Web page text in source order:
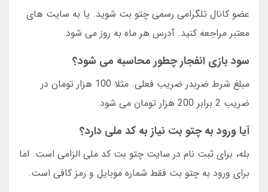
عضو کانال تلگرامی رسمی چتو بت شوید. یا به سایت های
معتبر مراجعه کنید. آدرس هر ماه به روز می شود.
سود بازی انفجار چطور محاسبه می شود؟
مبلغ شرط ضربدر ضریب فعلی. مثلا 100 هزار تومان در
ضریب 2 برابر 200 هزار تومان می شود.
آیا ورود به چتو بت نیاز به کد ملی دارد؟
بله، برای ثبت نام در سایت چتو بت کد ملی الزامی است. اما
برای ورود به چتو بت فقط شماره موبایل و رمز کافی است.